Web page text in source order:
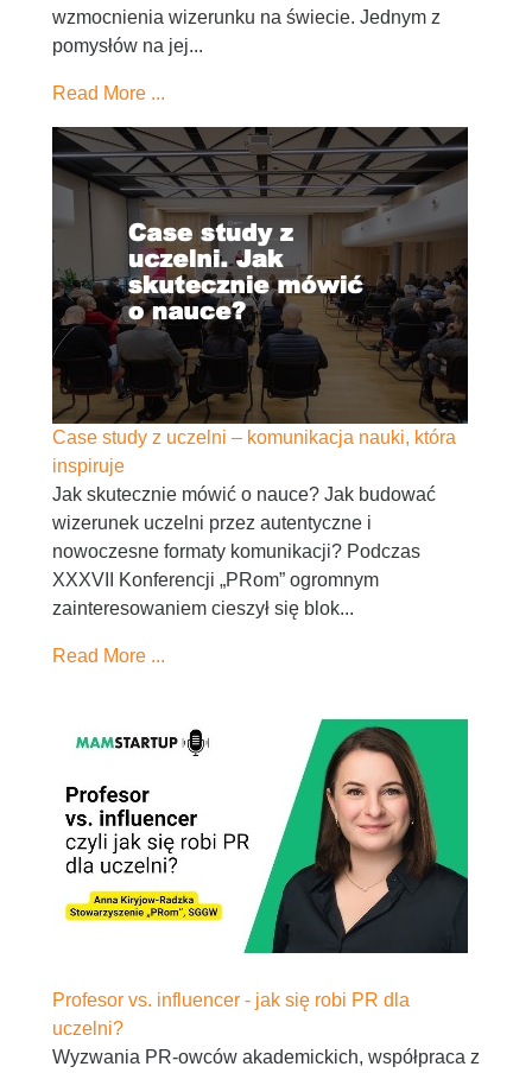
wzmocnienia wizerunku na świecie. Jednym z
pomysłów na jej...
Read More ...
Case study z uczelni – komunikacja nauki, która
inspiruje
Jak skutecznie mówić o nauce? Jak budować
wizerunek uczelni przez autentyczne i
nowoczesne formaty komunikacji? Podczas
XXXVII Konferencji „PRom” ogromnym
zainteresowaniem cieszył się blok...
Read More ...
Profesor vs. influencer - jak się robi PR dla
uczelni?
Wyzwania PR-owców akademickich, współpraca z